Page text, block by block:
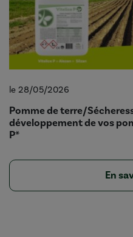
le 28/05/2026
Pomme de terre/
développement de vos
P*
En